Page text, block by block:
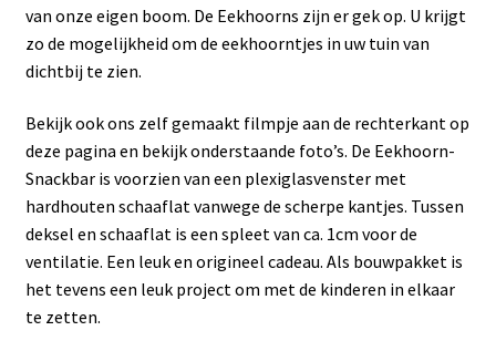
van onze eigen boom. De Eekhoorns zijn er gek op. U krijgt
zo de mogelijkheid om de eekhoorntjes in uw tuin van
dichtbij te zien.
Bekijk ook ons zelf gemaakt filmpje aan de rechterkant op
deze pagina en bekijk onderstaande foto’s. De Eekhoorn-
Snackbar is voorzien van een plexiglasvenster met
hardhouten schaaflat vanwege de scherpe kantjes. Tussen
deksel en schaaflat is een spleet van ca. 1cm voor de
ventilatie. Een leuk en origineel cadeau. Als bouwpakket is
het tevens een leuk project om met de kinderen in elkaar
te zetten.